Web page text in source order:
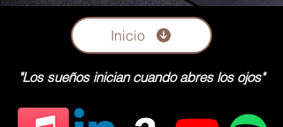
Inicio
"Los sueños inician cuando abres los ojos"